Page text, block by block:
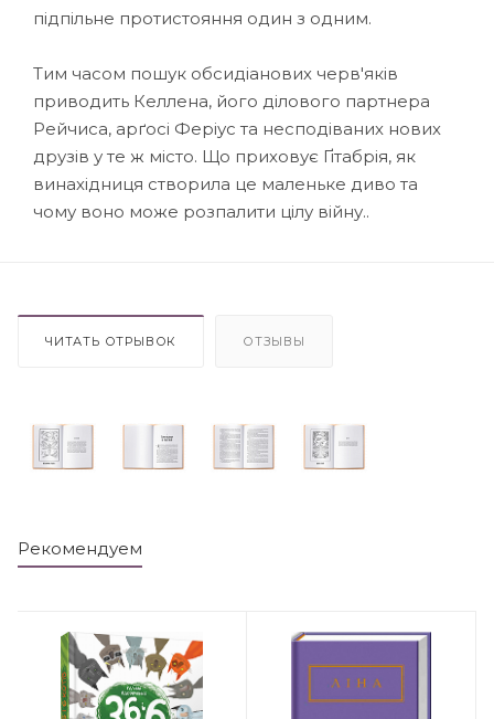
підпільне протистояння один з одним.
Тим часом пошук обсидіанових черв'яків
приводить Келлена, його ділового партнера
Рейчиса, арґосі Феріус та несподіваних нових
друзів у те ж місто. Що приховує Ґітабрія, як
винахідниця створила це маленьке диво та
чому воно може розпалити цілу війну..
ЧИТАТЬ ОТРЫВОК ОТЗЫВЫ
Рекомендуем